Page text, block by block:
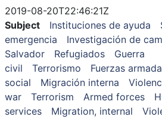
2019-08-20T22:46:21Z
Subject
Instituciones de ayuda
emergencia
Investigación de
Salvador
Refugiados
Guerra
civil
Terrorismo Fuerzas
social
Migración interna
war
Terrorism Armed forces
services
Migration, internal